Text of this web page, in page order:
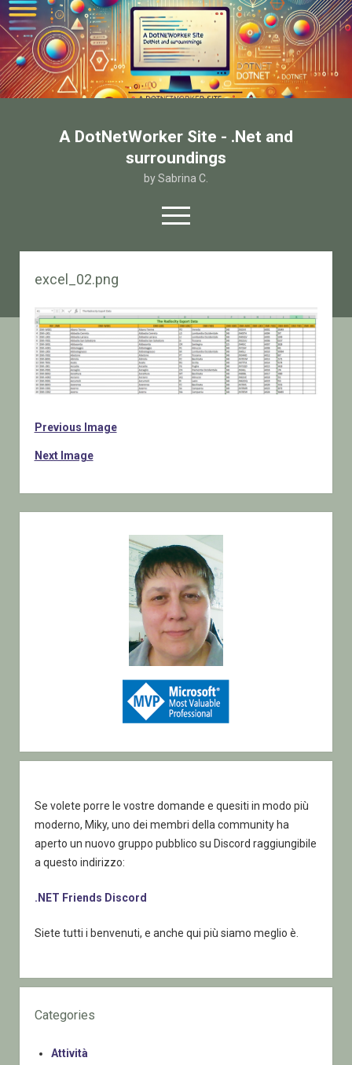
A DotNetWorker Site - .Net and
surroundings
by Sabrina C.
open
menu
twitterfacebook
email-form
Chi sono
Contatto
excel_02.png
Previous Image
Next Image
Se volete porre le vostre domande e quesiti in modo più
moderno, Miky, uno dei membri della community ha
aperto un nuovo gruppo pubblico su Discord raggiungibile
a questo indirizzo:
.NET Friends Discord
Siete tutti i benvenuti, e anche qui più siamo meglio è.
Categories
Attività